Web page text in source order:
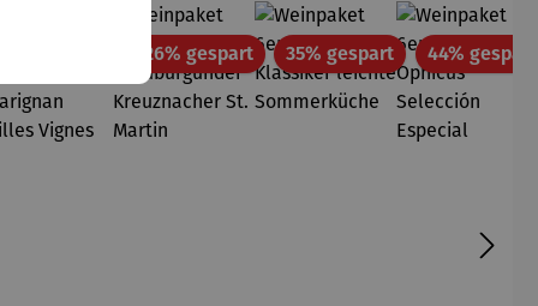
Rabatt26% gespartRabatt35% gespartRabatt44% gespart